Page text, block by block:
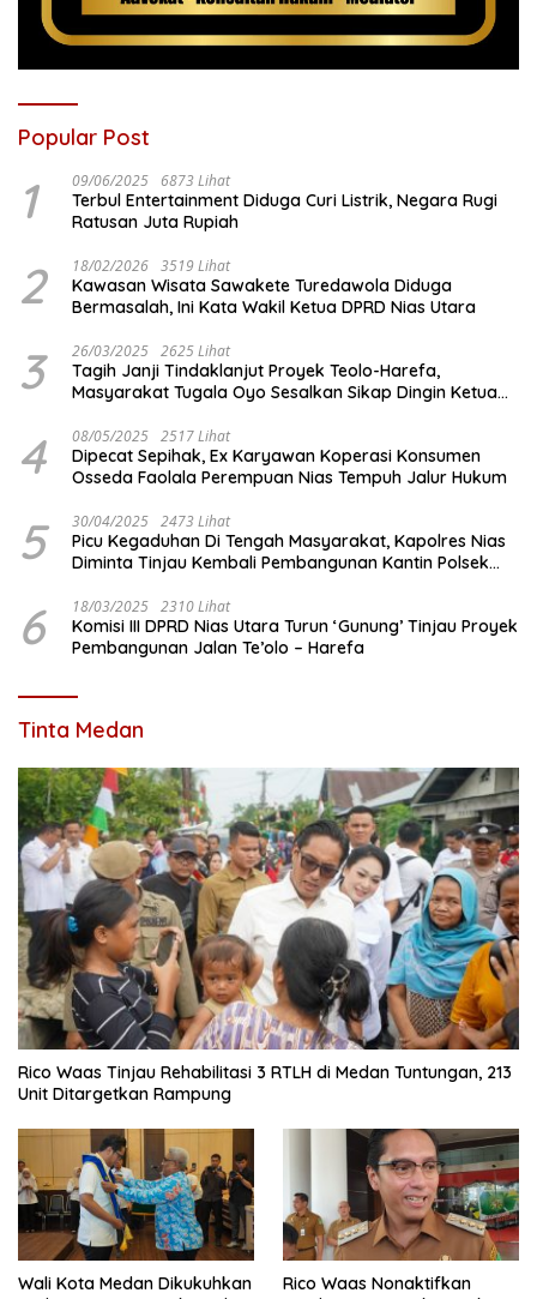
Popular Post
1 09/06/2025 6873 Lihat
Terbul Entertainment Diduga Curi Listrik, Negara Rugi
Ratusan Juta Rupiah
2 18/02/2026 3519 Lihat
Kawasan Wisata Sawakete Turedawola Diduga
Bermasalah, Ini Kata Wakil Ketua DPRD Nias Utara
3 26/03/2025 2625 Lihat
Tagih Janji Tindaklanjut Proyek Teolo-Harefa,
Masyarakat Tugala Oyo Sesalkan Sikap Dingin Ketua
4 08/05/2025 2517 Lihat
Dipecat Sepihak, Ex Karyawan Koperasi Konsumen
Osseda Faolala Perempuan Nias Tempuh Jalur Hukum
5 30/04/2025 2473 Lihat
Picu Kegaduhan Di Tengah Masyarakat, Kapolres Nias
Diminta Tinjau Kembali Pembangunan Kantin Polsek
6 18/03/2025 2310 Lihat
Komisi III DPRD Nias Utara Turun ‘Gunung’ Tinjau Proyek
Pembangunan Jalan Te’olo – Harefa
Tinta Medan
Rico Waas Tinjau Rehabilitasi 3 RTLH di Medan Tuntungan, 213
Unit Ditargetkan Rampung
Wali Kota Medan Dikukuhkan
Rico Waas Nonaktifkan